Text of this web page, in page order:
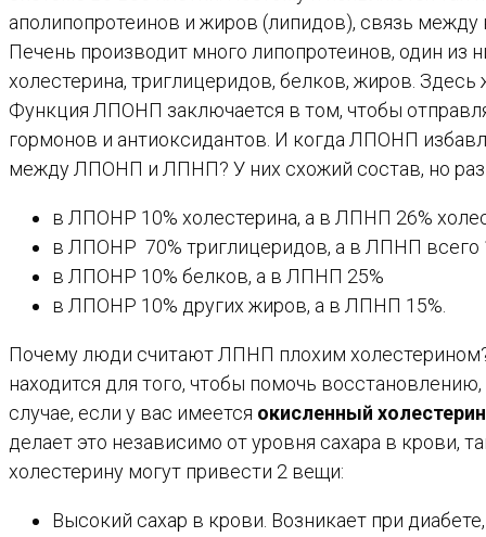
аполипопротеинов и жиров (липидов), связь
Печень производит много липопротеинов, один из
холестерина, триглицеридов, белков, жиров.
Функция ЛПОНП заключается в том, чтобы
гормонов и антиоксидантов. И когда ЛПОНП
между ЛПОНП и ЛПНП? У них схожий состав, но
в ЛПОНР 10% холестерина, а в ЛПНП 26%
в ЛПОНР 70% триглицеридов, а в ЛПНП всего
в ЛПОНР 10% белков, а в ЛПНП 25%
в ЛПОНР 10% других жиров, а в ЛПНП 15%.
Почему люди считают ЛПНП плохим
находится для того, чтобы помочь
случае, если у вас имеется окисленный холестерин
делает это независимо от уровня сахара в
холестерину могут привести 2 вещи:
Высокий сахар в крови. Возникает при